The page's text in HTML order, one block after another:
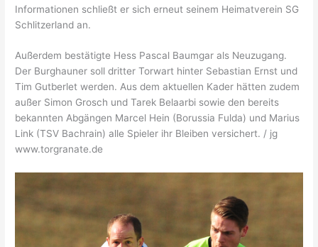
Informationen schließt er sich erneut seinem Heimatverein SG
Schlitzerland an.
Außerdem bestätigte Hess Pascal Baumgar als Neuzugang.
Der Burghauner soll dritter Torwart hinter Sebastian Ernst und
Tim Gutberlet werden. Aus dem aktuellen Kader hätten zudem
außer Simon Grosch und Tarek Belaarbi sowie den bereits
bekannten Abgängen Marcel Hein (Borussia Fulda) und Marius
Link (TSV Bachrain) alle Spieler ihr Bleiben versichert. / jg
www.torgranate.de